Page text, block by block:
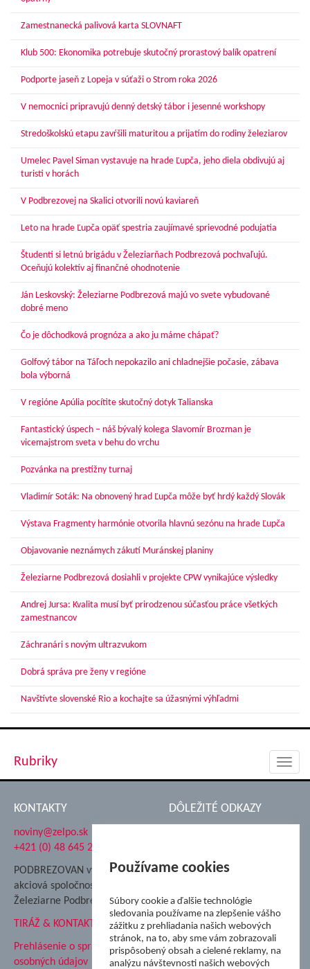
Zamestnanecká palivová karta SLOVNAFT
Klub 500: Ekonomika potrebuje skutočný prorastový balík opatrení
Podporte jaseň z Lopeja v súťaži o Strom roka 2026
V nemocnici pripravujú denný detský tábor i jesenné workshopy
Stredoškolskú etapu zavŕšili maturitou a prijatím do rodiny železiarov
Umelec Pavel Siman vystavuje na hrade Ľupča, jeho diela obdivujú aj
turisti v horách
V Podbrezovej na Skalici otvorili novú kaviareň
Leto na hrade Ľupča opäť spestria zaujímavé sprievodné podujatia
Študenti si letnú brigádu v Železiarňach Podbrezová pochvaľujú.
Oceňujú kolektív aj finančné ohodnotenie
Ján Leskovský: Železiarne Podbrezová majú vo svete vybudované
dobré meno
Čo je dôchodková prognóza a ako ju máme chápať?
Golfový tábor na Táľoch nepokazilo ani chladnejšie počasie, zábava
bola výborná
V regióne Apúlia pocítite skutočný dotyk Talianska
Fantastický úspech – náš bývalý kolega Slavomír Brozman je
vicemajstrom sveta v behu do vrchu
Pozvánka na prestížny turnaj
Vladimír Soták: Na obnovený hrad Ľupča môže byť hrdý každý Slovák
Výstava Fragmenty harmónie otvorila hlavnú sezónu na hrade Ľupča
Objavovanie neznámych zákutí Muránskej planiny
Železiarne Podbrezová dosiahli v projekte CPW vynikajúce výsledky
Andrej Jursa: Kvalita musí byť prirodzenou súčasťou práce všetkých
zamestnancov
Záchranári s novým ultrazvukom
Dobrá správa pre ženy v regióne
Navštívte slovenské Rio a kochajte sa úžasnými výhľadmi
Rubriky
KONTAKTY
noviny@zelpo.sk
+421 (0) 48 645 2711
PODBREZOVAN vydáva
akciová spoločnosť
Železiarne Podbrezová
TIRÁŽ & KONTAKT
Prehlásenie o spracovaní
osobných údajov
DÔLEŽITÉ ODKAZY
Nadácia Železiarne
ŽP Informatika s.r.o.
ŠK Železiarne Podbrezová
Tále a.s.
Používame cookies
Súbory cookie a ďalšie technológie
sledovania používame na zlepšenie vášho
zážitku z prehliadania našich webových
stránok, na to, aby sme vám zobrazovali
prispôsobený obsah a cielené reklamy, na
analýzu návštevnosti našich webových